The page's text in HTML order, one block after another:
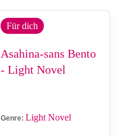
Für dich
Asahina-sans Bento
- Light Novel
Genre: Light Novel